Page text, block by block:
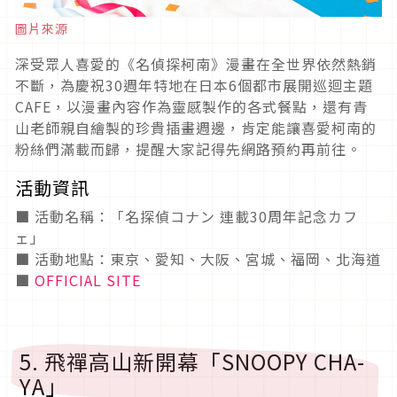
圖片來源
深受眾人喜愛的《名偵探柯南》漫畫在全世界依然熱銷
不斷，為慶祝30週年特地在日本6個都市展開巡迴主題
CAFE，以漫畫內容作為靈感製作的各式餐點，還有青
山老師親自繪製的珍貴插畫週邊，肯定能讓喜愛柯南的
粉絲們滿載而歸，提醒大家記得先網路預約再前往。
活動資訊
■ 活動名稱：「名探偵コナン 連載30周年記念カフ
ェ」
■ 活動地點：東京、愛知、大阪、宮城、福岡、北海道
■ OFFICIAL SITE
5. 飛禪高山新開幕「SNOOPY CHA-
YA」